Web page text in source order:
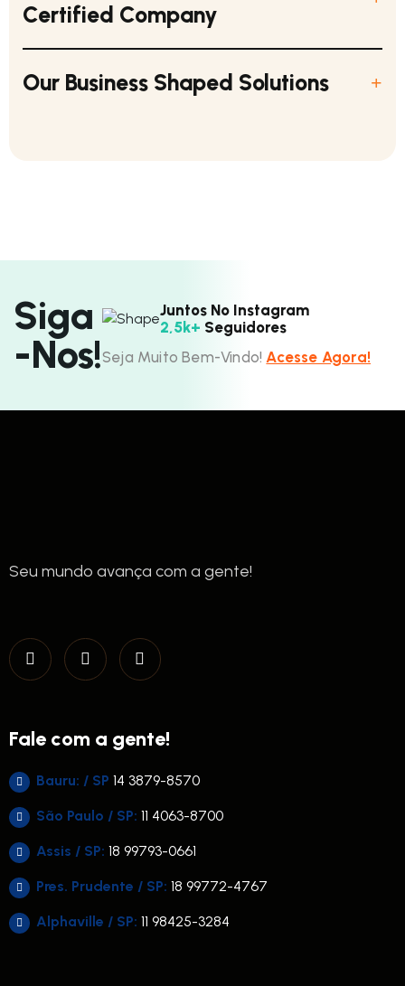
Certified Company
Our Business Shaped Solutions
Siga
-Nos!
Juntos No Instagram
2,5k+ Seguidores
Seja Muito Bem-Vindo!Acesse Agora!
Seu mundo avança com a gente!
Fale com a gente!
Bauru: / SP 14 3879-8570
São Paulo / SP: 11 4063-8700
Assis / SP: 18 99793-0661
Pres. Prudente / SP: 18 99772-4767
Alphaville / SP: 11 98425-3284